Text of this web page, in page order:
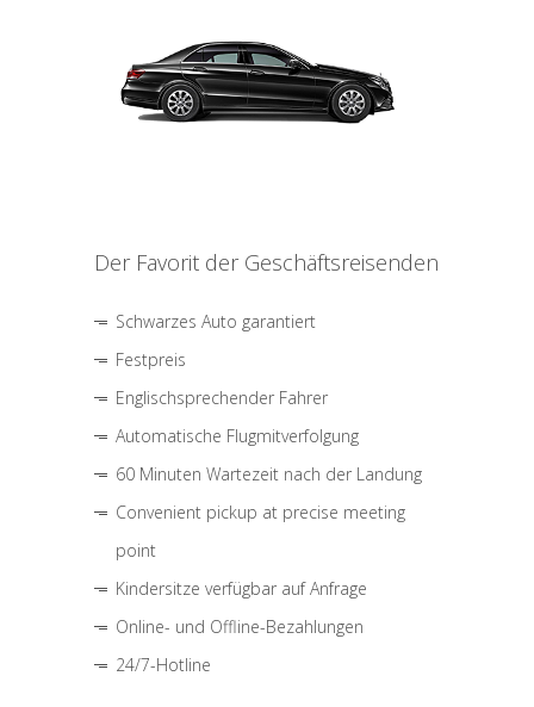
Der Favorit der Geschäftsreisenden
Schwarzes Auto garantiert
Festpreis
Englischsprechender Fahrer
Automatische Flugmitverfolgung
60 Minuten Wartezeit nach der Landung
Convenient pickup at precise meeting
point
Kindersitze verfügbar auf Anfrage
Online- und Offline-Bezahlungen
24/7-Hotline